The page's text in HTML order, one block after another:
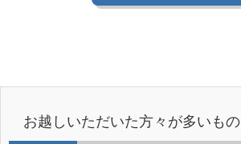
お越しいただいた方々が多いもの